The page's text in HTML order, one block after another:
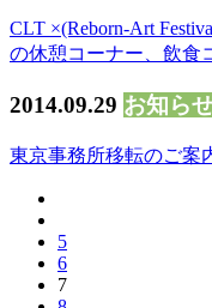
CLT ×(Reborn-Art
の休憩コーナー、飲食
2014.09.29 お知ら
東京事務所移転のご案
5
6
7